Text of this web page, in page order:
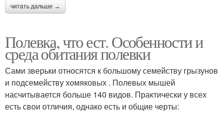
читать дальше →
Полевка, что ест. Особенности и
среда обитания полевки
Сами зверьки относятся к большому семейству грызунов
и подсемейству хомяковых . Полевых мышей
насчитывается больше 140 видов. Практически у всех
есть свои отличия, однако есть и общие черты: